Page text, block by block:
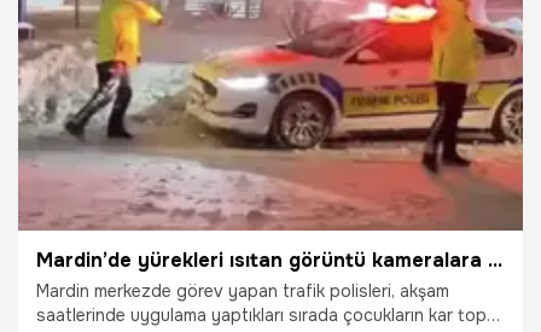
29.01.2026
Mardin’de yürekleri ısıtan görüntü kameralara yansıdı
Mardin merkezde görev yapan trafik polisleri, akşam
saatlerinde uygulama yaptıkları sırada çocukların kar topu